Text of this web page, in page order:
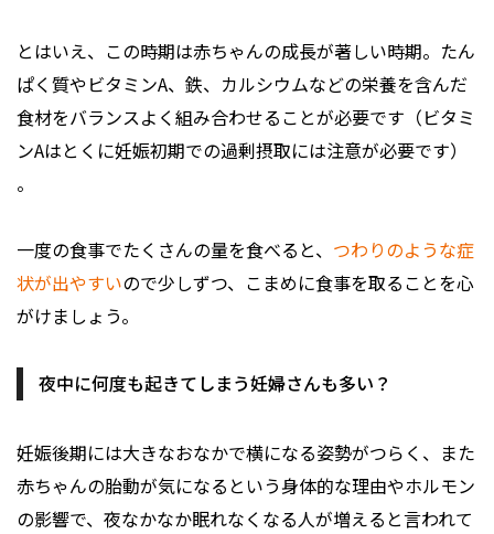
とはいえ、この時期は赤ちゃんの成長が著しい時期。たん
ぱく質やビタミンA、鉄、カルシウムなどの栄養を含んだ
食材をバランスよく組み合わせることが必要です（ビタミ
ンAはとくに妊娠初期での過剰摂取には注意が必要です）
。
一度の食事でたくさんの量を食べると、 つわりのような症
状が出やすいので少しずつ、こまめに食事を取ることを心
がけましょう。
夜中に何度も起きてしまう妊婦さんも多い？
妊娠後期には大きなおなかで横になる姿勢がつらく、また
赤ちゃんの胎動が気になるという身体的な理由やホルモン
の影響で、夜なかなか眠れなくなる人が増えると言われて